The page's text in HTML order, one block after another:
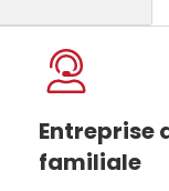
Entreprise
familiale